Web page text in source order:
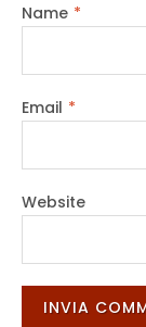
Name *
Email *
Website